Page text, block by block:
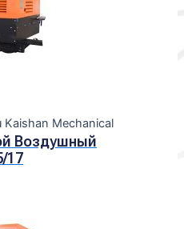
Mechanical
Воздушный
17